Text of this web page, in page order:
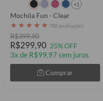
+1
Mochila Fun - Clear
★ ★ ★ ★ ★ 788 avaliações
R$399,90
R$299,90 25% OFF
3x de R$99,97 sem juros
Comprar